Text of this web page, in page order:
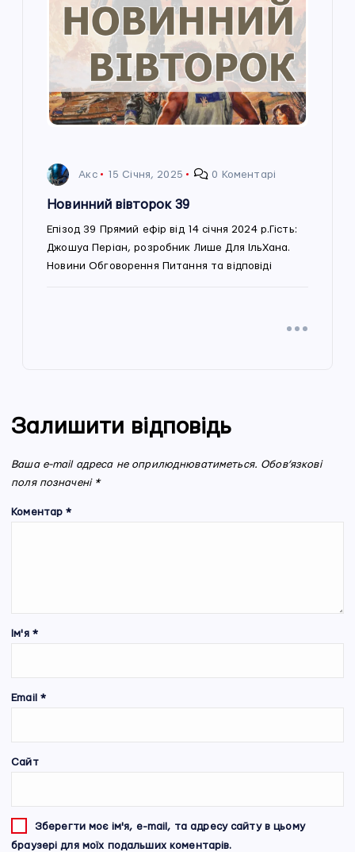
Акс 15 Січня, 2025 0 Коментарі
Новинний вівторок 39
Епізод 39 Прямий ефір від 14 січня 2024 р.Гість:
Джошуа Періан, розробник Лише Для ІльХана.
Новини Обговорення Питання та відповіді
Залишити відповідь
Ваша e-mail адреса не оприлюднюватиметься. Обов’язкові
поля позначені *
Коментар*
Ім'я *
Email *
Сайт
Зберегти моє ім'я, e-mail, та адресу сайту в цьому
браузері для моїх подальших коментарів.